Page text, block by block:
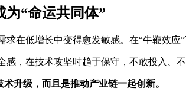
为“命运共同体”
在低增长中变得愈发敏感。在“牛鞭效
，在技术攻坚时趋于保守，不敢投入、
升级，而且是推动产业链一起创新。